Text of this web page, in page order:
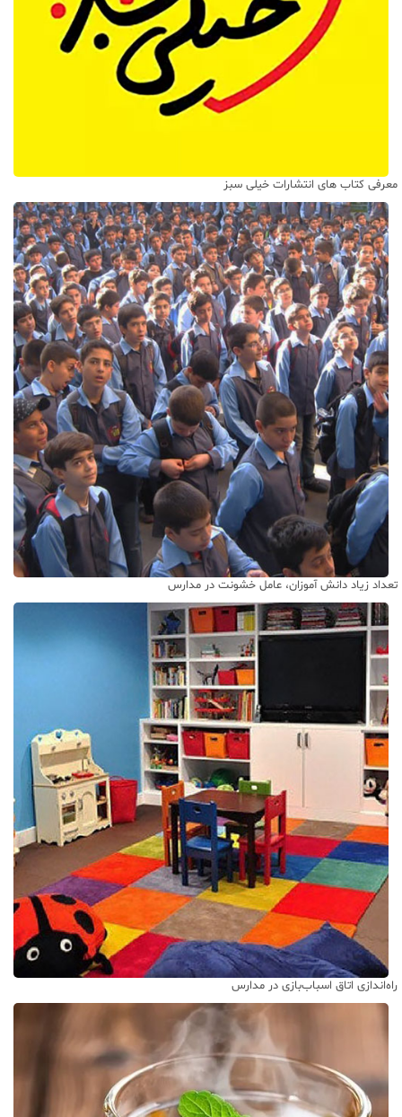
معرفی کتاب های انتشارات خیلی سبز
تعداد زیاد دانش آموزان، عامل خشونت در مدارس
راه‌اندازی اتاق اسباب‌بازی در مدارس